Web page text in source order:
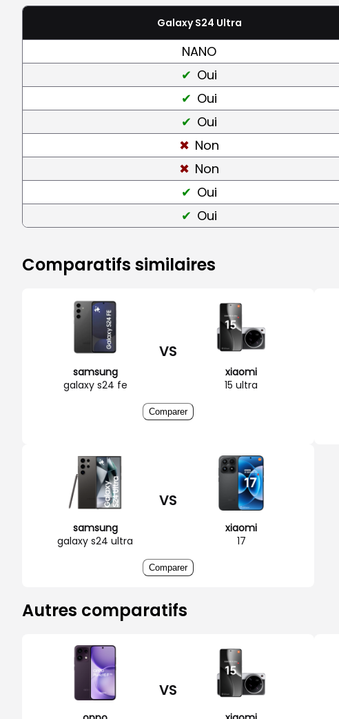
Galaxy S24 Ultra
NANO
Oui
Oui
Oui
Non
Non
Oui
Oui
Comparatifs similaires
samsung
galaxy s24 fe
VS
xiaomi
15 ultra
Comparer
samsung
galaxy s24 ultra
VS
xiaomi
17
Comparer
Autres comparatifs
VS